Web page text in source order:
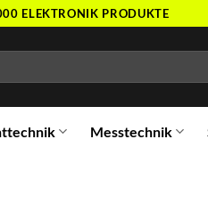
ELEKTRONIK PRODUKTE
Messtechnik